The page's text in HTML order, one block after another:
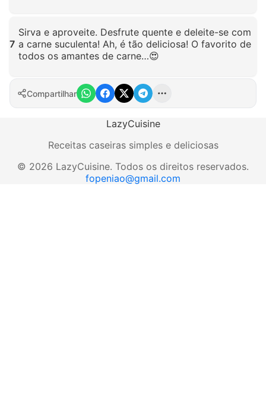
7
Sirva e aproveite. Desfrute quente e deleite-se com
a carne suculenta! Ah, é tão deliciosa! O favorito de
todos os amantes de carne…😍
Clique para ampliar
Compartilhar
LazyCuisine
Receitas caseiras simples e deliciosas
© 2026 LazyCuisine. Todos os direitos reservados.
fopeniao@gmail.com